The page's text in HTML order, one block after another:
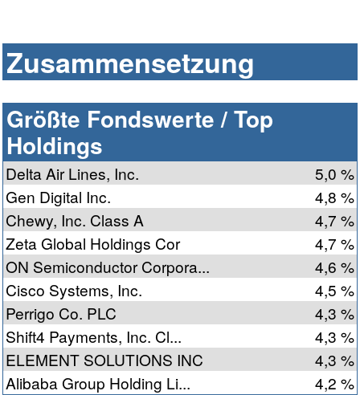
Zusammensetzung
Größte Fondswerte / Top
Holdings
Delta Air Lines, Inc.
5,0 %
Gen Digital Inc.
4,8 %
Chewy, Inc. Class A
4,7 %
Zeta Global Holdings Cor
4,7 %
ON Semiconductor Corpora...
4,6 %
Cisco Systems, Inc.
4,5 %
Perrigo Co. PLC
4,3 %
Shift4 Payments, Inc. Cl...
4,3 %
ELEMENT SOLUTIONS INC
4,3 %
Alibaba Group Holding Li...
4,2 %